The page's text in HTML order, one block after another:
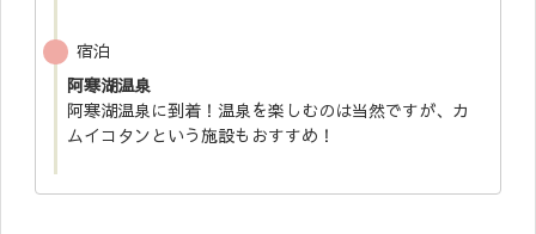
宿泊
阿寒湖温泉
阿寒湖温泉に到着！温泉を楽しむのは当然ですが、カ
ムイコタンという施設もおすすめ！